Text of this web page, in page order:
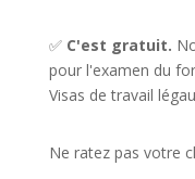
✅ C'est gratuit.
pour l'examen du
Visas de travail
Ne ratez pas votre